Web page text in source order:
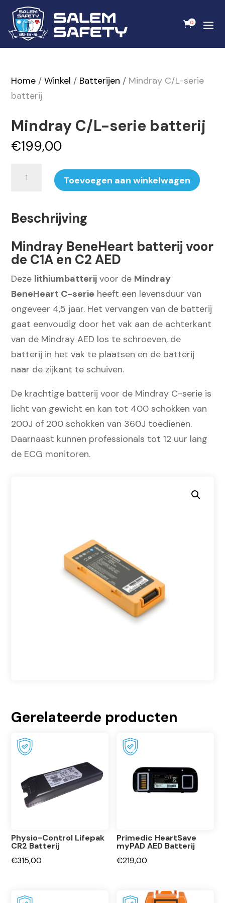
0
Home /Winkel / Batterijen / Mindray C/L-serie
batterij
Mindray C/L-serie batterij
€199,00
batterij
Toevoegen aan winkelwagen
Beschrijving
Mindray BeneHeart batterij voor
de C1A en C2 AED
Deze lithiumbatterij voor de Mindray
BeneHeart C-serie heeft een levensduur van
ongeveer 4,5 jaar. Het vervangen van de batterij
gaat eenvoudig door het vak aan de achterkant
van de Mindray AED los te schroeven, de
batterij in het vak te plaatsen en de batterij
naar de zijkant te schuiven.
De krachtige batterij voor de Mindray C-serie is
licht van gewicht en kan tot 400 schokken van
200J of 200 schokken van 360J toedienen.
Daarnaast kunnen professionals tot 12 uur lang
de ECG monitoren.
Gerelateerde producten
Physio-Control Lifepak
CR2 Batterij
€315,00
Primedic HeartSave
myPAD AED Batterij
€219,00